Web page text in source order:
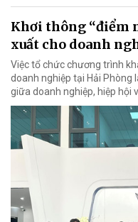
Khơi thông “điểm
xuất cho doanh
Việc tổ chức chương trình
doanh nghiệp tại Hải
giữa doanh nghiệp, hiệp hội